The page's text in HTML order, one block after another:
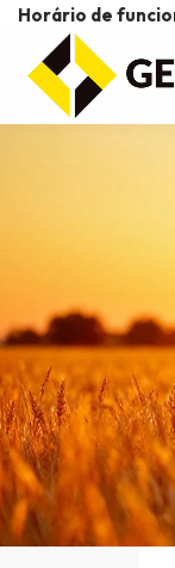
Horário de
Linha Canavieira